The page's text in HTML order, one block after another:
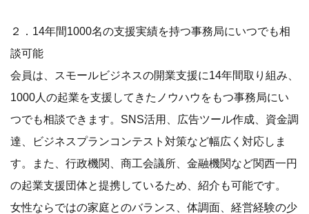
２．14年間1000名の支援実績を持つ事務局にいつでも相
談可能
会員は、スモールビジネスの開業支援に14年間取り組み、
1000人の起業を支援してきたノウハウをもつ事務局にい
つでも相談できます。SNS活用、広告ツール作成、資金調
達、ビジネスプランコンテスト対策など幅広く対応しま
す。また、行政機関、商工会議所、金融機関など関西一円
の起業支援団体と提携しているため、紹介も可能です。
女性ならではの家庭とのバランス、体調面、経営経験の少